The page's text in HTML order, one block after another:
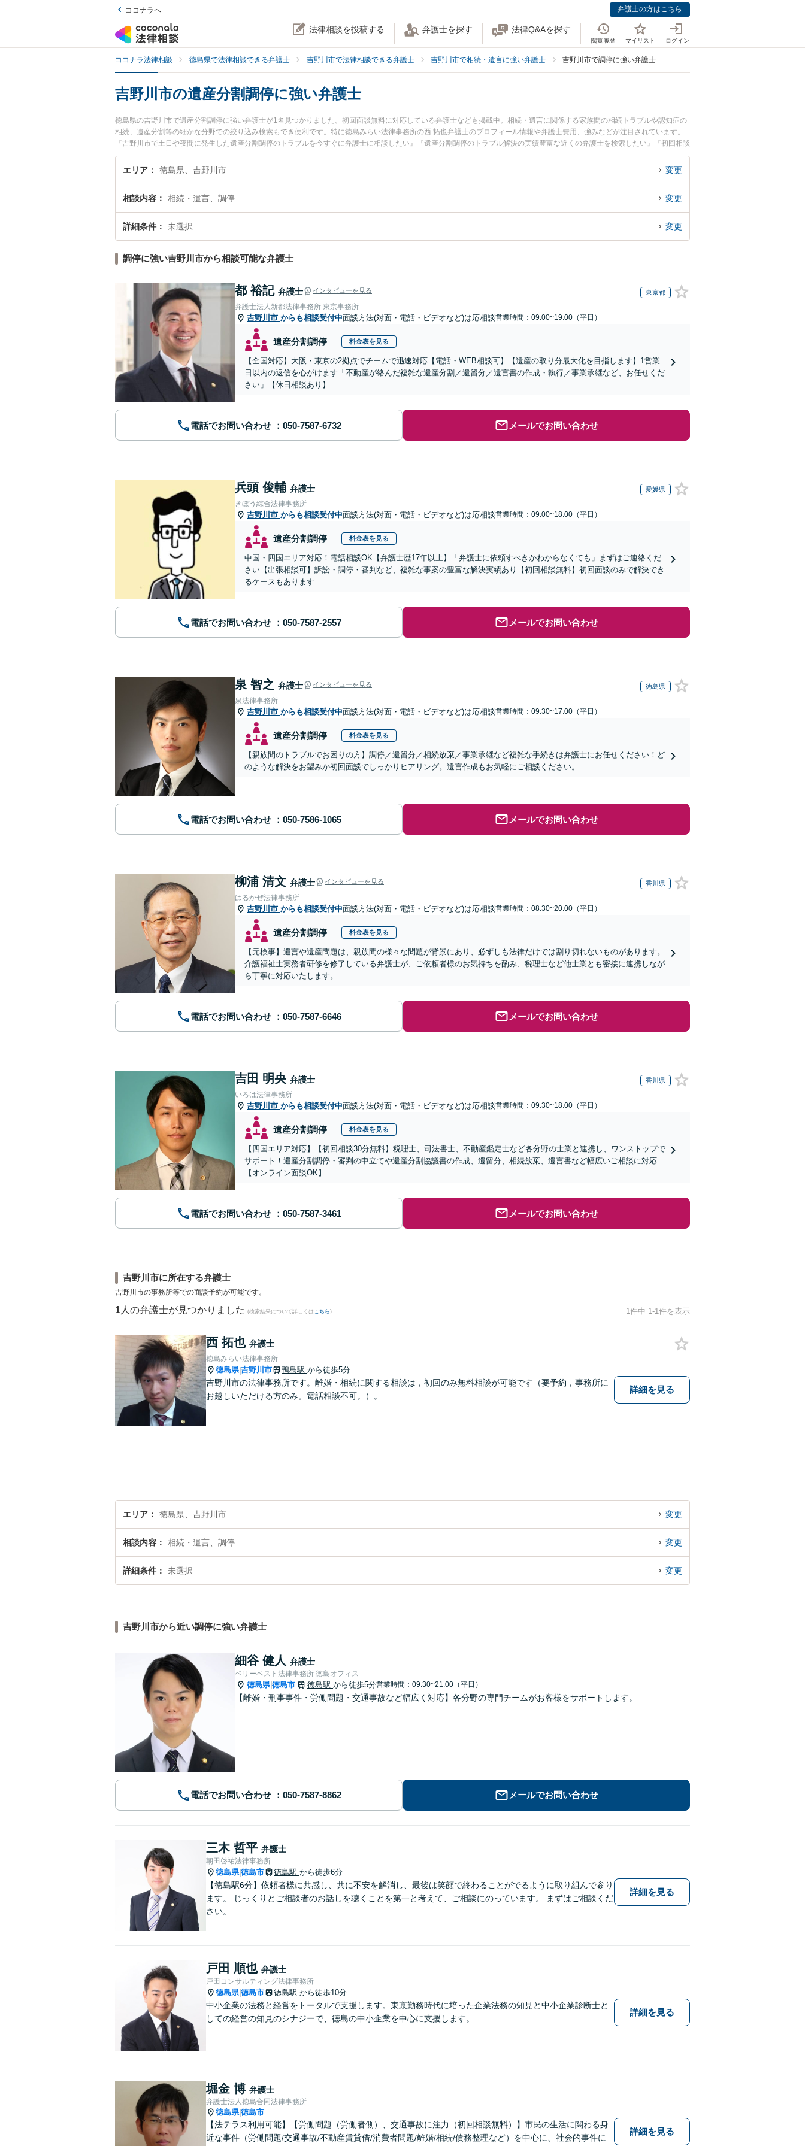
ココナラへ 弁護士の方はこちら
法律相談を投稿する 弁護士を探す 法律Q&Aを探す
閲覧履歴 マイリスト ログイン
ココナラ法律相談 徳島県で法律相談できる弁護士 吉野川市で法律相談できる弁護士 吉野川市で相続・遺言に強い弁護士 吉野川市で調停に強い弁護士
吉野川市の遺産分割調停に強い弁護士
徳島県の吉野川市で遺産分割調停に強い弁護士が1名見つかりました。初回面談無料に対応している弁護士なども掲載中。相続・遺言に関係する家族間の相続トラブルや認知症の
相続、遺産分割等の細かな分野での絞り込み検索もでき便利です。特に徳島みらい法律事務所の西 拓也弁護士のプロフィール情報や弁護士費用、強みなどが注目されています。
『吉野川市で土日や夜間に発生した遺産分割調停のトラブルを今すぐに弁護士に相談したい』『遺産分割調停のトラブル解決の実績豊富な近くの弁護士を検索したい』『初回相談
無料で遺産分割調停を法律相談できる吉野川市内の弁護士に相談予約したい』などでお困りの相談者さんにおすすめです。
エリア 徳島県、吉野川市 変更
相談内容 相続・遺言、調停 変更
詳細条件 未選択 変更
調停に強い吉野川市から相談可能な弁護士
都 裕記 弁護士 インタビューを見る 東京都
弁護士法人新都法律事務所 東京事務所
吉野川市 からも相談受付中面談方法(対面・電話・ビデオなど)は応相談営業時間：09:00~19:00（平日）
遺産分割調停 料金表を見る
【全国対応】大阪・東京の2拠点でチームで迅速対応【電話・WEB相談可】【遺産の取り分最大化を目指します】1営業
日以内の返信を心がけます「不動産が絡んだ複雑な遺産分割／遺留分／遺言書の作成・執行／事業承継など、お任せくだ
さい」【休日相談あり】
電話でお問い合わせ メールでお問い合わせ
兵頭 俊輔 弁護士 愛媛県
きぼう綜合法律事務所
吉野川市 からも相談受付中面談方法(対面・電話・ビデオなど)は応相談営業時間：09:00~18:00（平日）
遺産分割調停 料金表を見る
中国・四国エリア対応！電話相談OK【弁護士歴17年以上】「弁護士に依頼すべきかわからなくても」まずはご連絡くだ
さい【出張相談可】訴訟・調停・審判など、複雑な事案の豊富な解決実績あり【初回相談無料】初回面談のみで解決でき
るケースもあります
電話でお問い合わせ メールでお問い合わせ
泉 智之 弁護士 インタビューを見る 徳島県
泉法律事務所
吉野川市 からも相談受付中面談方法(対面・電話・ビデオなど)は応相談営業時間：09:30~17:00（平日）
遺産分割調停 料金表を見る
【親族間のトラブルでお困りの方】調停／遺留分／相続放棄／事業承継など複雑な手続きは弁護士にお任せください！ど
のような解決をお望みか初回面談でしっかりヒアリング。遺言作成もお気軽にご相談ください。
電話でお問い合わせ メールでお問い合わせ
柳浦 清文 弁護士 インタビューを見る 香川県
はるかぜ法律事務所
吉野川市 からも相談受付中面談方法(対面・電話・ビデオなど)は応相談営業時間：08:30~20:00（平日）
遺産分割調停 料金表を見る
【元検事】遺言や遺産問題は、親族間の様々な問題が背景にあり、必ずしも法律だけでは割り切れないものがあります。
介護福祉士実務者研修を修了している弁護士が、ご依頼者様のお気持ちを酌み、税理士など他士業とも密接に連携しなが
ら丁寧に対応いたします。
電話でお問い合わせ メールでお問い合わせ
吉田 明央 弁護士 香川県
いろは法律事務所
吉野川市 からも相談受付中面談方法(対面・電話・ビデオなど)は応相談営業時間：09:30~18:00（平日）
遺産分割調停 料金表を見る
【四国エリア対応】【初回相談30分無料】税理士、司法書士、不動産鑑定士など各分野の士業と連携し、ワンストップで
サポート！遺産分割調停・審判の申立てや遺産分割協議書の作成、遺留分、相続放棄、遺言書など幅広いご相談に対応
【オンライン面談OK】
電話でお問い合わせ メールでお問い合わせ
吉野川市に所在する弁護士
吉野川市の事務所等での面談予約が可能です。
1 人の弁護士が見つかりました (検索結果について詳しくは こちら) 1件中 1-1件を表示
西 拓也 弁護士
徳島みらい法律事務所
徳島県|吉野川市 鴨島駅 から徒歩5分
吉野川市の法律事務所です。離婚・相続に関する相談は，初回のみ無料相談が可能です（要予約，事務所に
お越しいただける方のみ。電話相談不可。）。
詳細を見る
エリア 徳島県、吉野川市 変更
相談内容 相続・遺言、調停 変更
詳細条件 未選択 変更
吉野川市から近い調停に強い弁護士
細谷 健人 弁護士
ベリーベスト法律事務所 徳島オフィス
徳島県|徳島市 徳島駅 から徒歩5分営業時間：09:30~21:00（平日）
【離婚・刑事事件・労働問題・交通事故など幅広く対応】各分野の専門チームがお客様をサポートします。
電話でお問い合わせ メールでお問い合わせ
三木 哲平 弁護士
朝田啓祐法律事務所
徳島県|徳島市 徳島駅 から徒歩6分
【徳島駅6分】依頼者様に共感し、共に不安を解消し、最後は笑顔で終わることがでるように取り組んで参り
ます。 じっくりとご相談者のお話しを聴くことを第一と考えて、ご相談にのっています。 まずはご相談くだ
さい。
詳細を見る
戸田 順也 弁護士
戸田コンサルティング法律事務所
徳島県|徳島市 徳島駅 から徒歩10分
中小企業の法務と経営をトータルで支援します。東京勤務時代に培った企業法務の知見と中小企業診断士と
しての経営の知見のシナジーで、徳島の中小企業を中心に支援します。
詳細を見る
堀金 博 弁護士
弁護士法人徳島合同法律事務所
徳島県|徳島市
【法テラス利用可能】【労働問題（労働者側）、交通事故に注力（初回相談無料）】市民の生活に関わる身
近な事件（労働問題/交通事故/不動産賃貸借/消費者問題/離婚/相続/債務整理など）を中心に、社会的事件に
詳細を見る